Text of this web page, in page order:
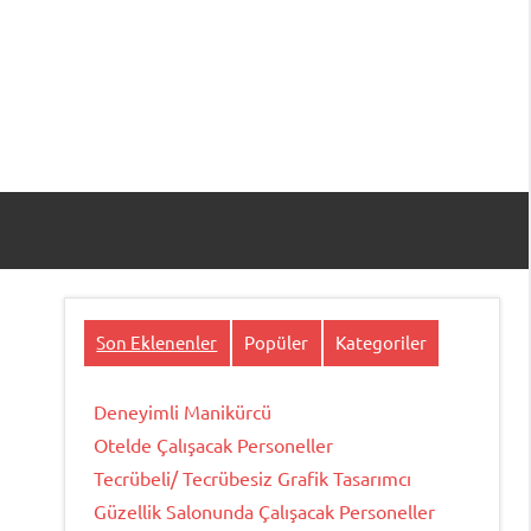
Son Eklenenler Popüler Kategoriler
Deneyimli Manikürcü
Otelde Çalışacak Personeller
Tecrübeli/ Tecrübesiz Grafik Tasarımcı
Güzellik Salonunda Çalışacak Personeller